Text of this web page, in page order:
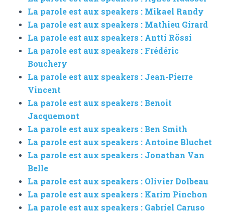
La parole est aux speakers : Mikael Randy
La parole est aux speakers : Mathieu Girard
La parole est aux speakers : Antti Rössi
La parole est aux speakers : Frédéric
Bouchery
La parole est aux speakers : Jean-Pierre
Vincent
La parole est aux speakers : Benoit
Jacquemont
La parole est aux speakers : Ben Smith
La parole est aux speakers : Antoine Bluchet
La parole est aux speakers : Jonathan Van
Belle
La parole est aux speakers : Olivier Dolbeau
La parole est aux speakers : Karim Pinchon
La parole est aux speakers : Gabriel Caruso